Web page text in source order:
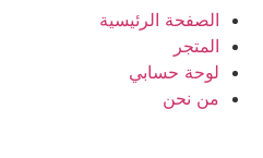
الصفحة الرئيسية
المتجر
لوحة حسابي
من نحن